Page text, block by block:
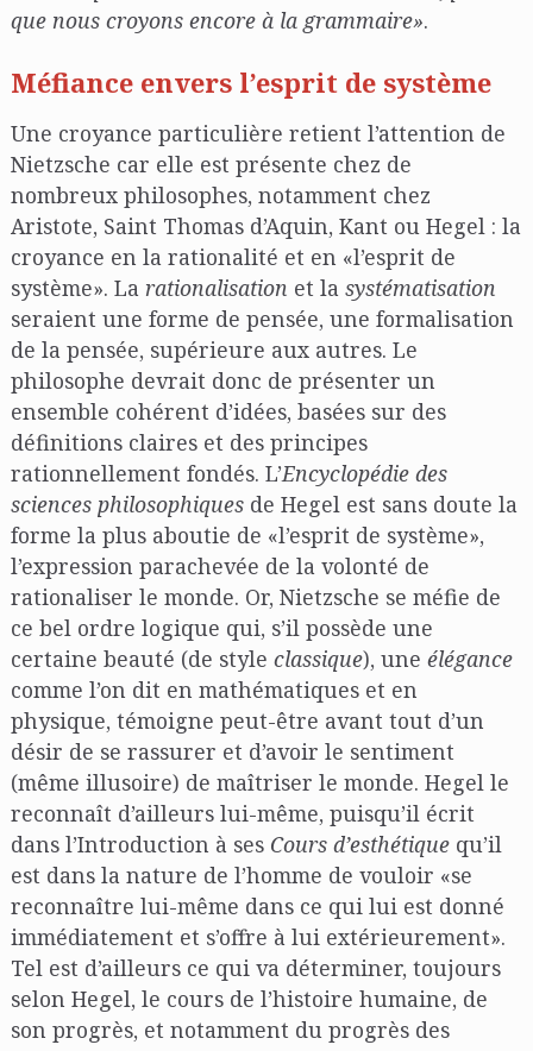
que nous croyons encore à la grammaire».
Méfiance envers l’esprit de système
Une croyance particulière retient l’attention de
Nietzsche car elle est présente chez de
nombreux philosophes, notamment chez
Aristote, Saint Thomas d’Aquin, Kant ou Hegel : la
croyance en la rationalité et en «l’esprit de
système». La rationalisation et la systématisation
seraient une forme de pensée, une formalisation
de la pensée, supérieure aux autres. Le
philosophe devrait donc de présenter un
ensemble cohérent d’idées, basées sur des
définitions claires et des principes
rationnellement fondés. L’Encyclopédie des
sciences philosophiquesde Hegel est sans doute la
forme la plus aboutie de «l’esprit de système»,
l’expression parachevée de la volonté de
rationaliser le monde. Or, Nietzsche se méfie de
ce bel ordre logique qui, s’il possède une
certaine beauté (de style classique), une élégance
comme l’on dit en mathématiques et en
physique, témoigne peut-être avant tout d’un
désir de se rassurer et d’avoir le sentiment
(même illusoire) de maîtriser le monde. Hegel le
reconnaît d’ailleurs lui-même, puisqu’il écrit
dans l’Introduction à ses Cours d’esthétiquequ’il
est dans la nature de l’homme de vouloir «se
reconnaître lui-même dans ce qui lui est donné
immédiatement et s’offre à lui extérieurement».
Tel est d’ailleurs ce qui va déterminer, toujours
selon Hegel, le cours de l’histoire humaine, de
son progrès, et notamment du progrès des